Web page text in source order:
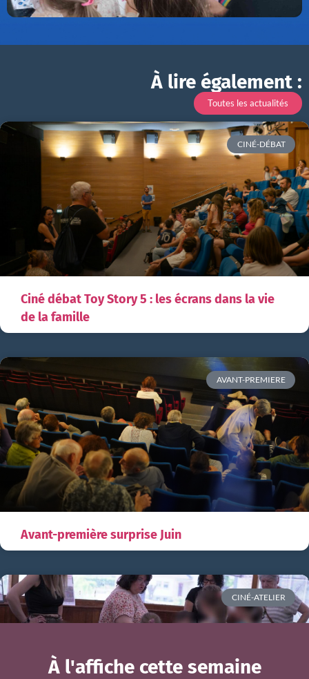
À lire également :
Toutes les actualités
CINÉ-DÉBAT
Ciné débat Toy Story 5 : les écrans dans la vie
de la famille
AVANT-PREMIERE
Avant-première surprise Juin
CINÉ-ATELIER
À l'affiche cette semaine